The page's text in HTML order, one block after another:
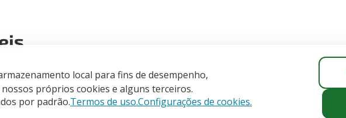
local para fins de desempenho,
próprios cookies e alguns terceiros.
por padrão.Termos de uso.Configurações de cookies.